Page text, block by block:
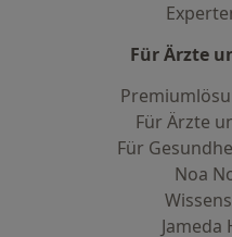
Für Ärzte
Für Ärzte
Für
Noa
Jameda